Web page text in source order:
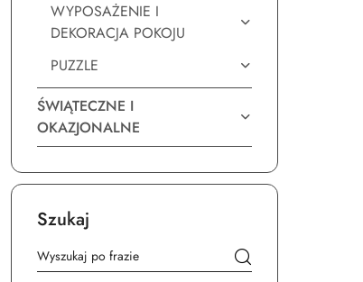
WYPOSAŻENIE I
DEKORACJA POKOJU
PUZZLE
ŚWIĄTECZNE I
OKAZJONALNE
Szukaj